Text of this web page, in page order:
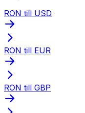
RON till USD
RON till EUR
RON till GBP